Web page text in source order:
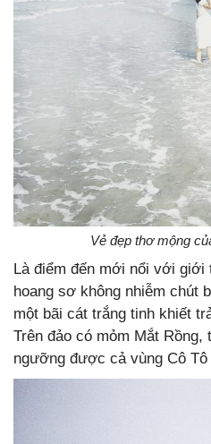
Vẻ đẹp thơ mộng
Là điểm đến mới nổi với giới
hoang sơ không nhiễm chút
một bãi cát trắng tinh khiết
Trên đảo có mỏm Mắt Rồng,
ngưỡng được cả vùng Cô Tô